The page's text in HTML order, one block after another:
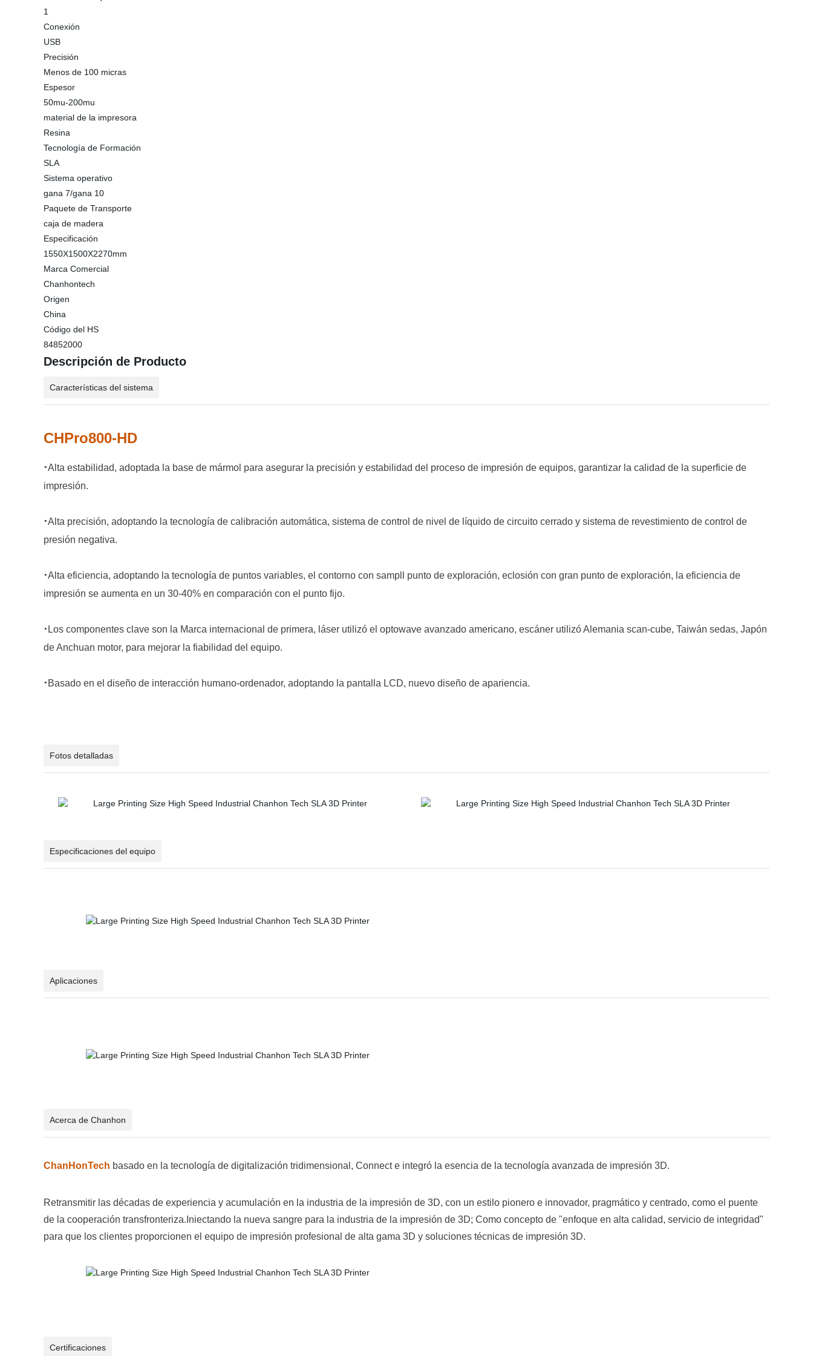
1
Conexión
USB
Precisión
Menos de 100 micras
Espesor
50mu-200mu
material de la impresora
Resina
Tecnología de Formación
SLA
Sistema operativo
gana 7/gana 10
Paquete de Transporte
caja de madera
Especificación
1550X1500X2270mm
Marca Comercial
Chanhontech
Origen
China
Código del HS
84852000
Descripción de Producto
Características del sistema
CHPro800-HD
·Alta estabilidad, adoptada la base de mármol para asegurar la precisión y estabilidad del proceso de impresión de equipos, garantizar la calidad de la superficie de
impresión.
·Alta precisión, adoptando la tecnología de calibración automática, sistema de control de nivel de líquido de circuito cerrado y sistema de revestimiento de control de
presión negativa.
·Alta eficiencia, adoptando la tecnología de puntos variables, el contorno con sampll punto de exploración, eclosión con gran punto de exploración, la eficiencia de
impresión se aumenta en un 30-40% en comparación con el punto fijo.
· Los componentes clave son la Marca internacional de primera, láser utilizó el optowave avanzado americano, escáner utilizó Alemania scan-cube, Taiwán sedas, Japón
de Anchuan motor, para mejorar la fiabilidad del equipo.
· Basado en el diseño de interacción humano-ordenador, adoptando la pantalla LCD, nuevo diseño de apariencia.
Fotos detalladas
Especificaciones del equipo
Aplicaciones
Acerca de Chanhon
ChanHonTech basado en la tecnología de digitalización tridimensional, Connect e integró la esencia de la tecnología avanzada de impresión 3D.
Retransmitir las décadas de experiencia y acumulación en la industria de la impresión de 3D, con un estilo pionero e innovador, pragmático y centrado, como el puente
de la cooperación transfronteriza.Iniectando la nueva sangre para la industria de la impresión de 3D; Como concepto de "enfoque en alta calidad, servicio de integridad"
para que los clientes proporcionen el equipo de impresión profesional de alta gama 3D y soluciones técnicas de impresión 3D.
Certificaciones